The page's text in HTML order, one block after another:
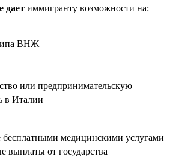
дает иммигранту возможности на:
ВНЖ
или предпринимательскую
в Италии
бесплатными медицинскими услугами
выплаты от государства